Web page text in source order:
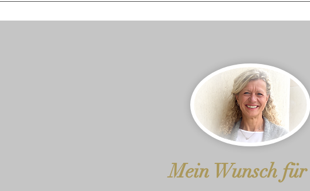
Behandlungen. Bitte übernimm Selbstverantwortung: Beachte unsere AGBs.
dass ein*e Nutzer*in des Services oder Dritte davon ausgehen. ​Mein Ziel ist
Selbstheilungskräfte und der Selbstermächtigung optimal zu unterstützen und
damit Du diese jederzeit -frei und unabhängig- für Dich anwenden kannst.
Mein Wunsch